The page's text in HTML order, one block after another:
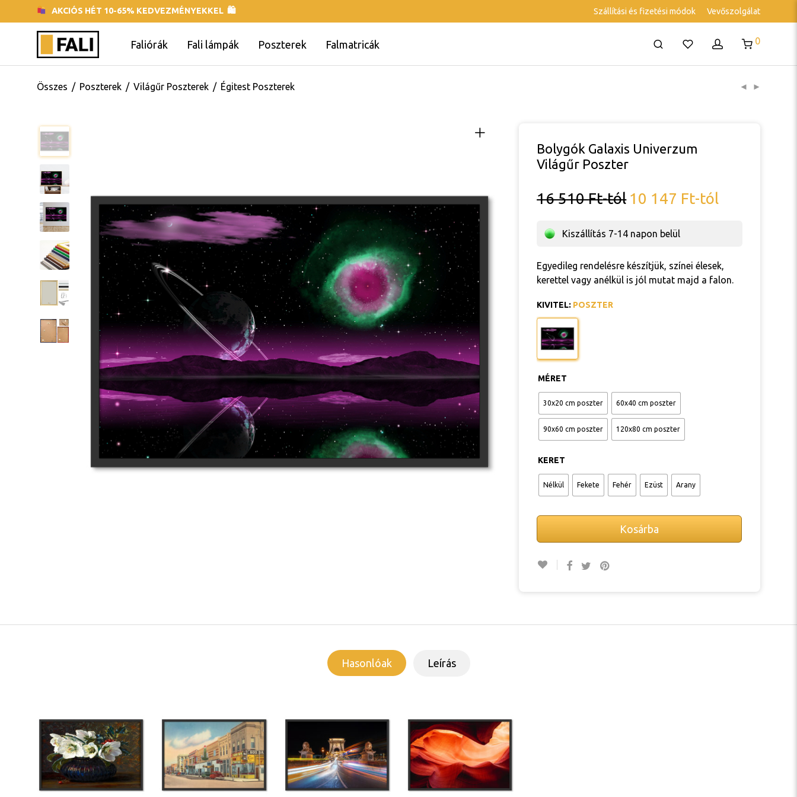
AKCIÓS HÉT 10-65% KEDVEZMÉNYEKKEL 🛍 Szállítási és fizetési módok Vevőszolgálat
Faliórák Fali lámpák Poszterek Falmatricák 0
Összes / Poszterek / Világűr Poszterek / Égitest Poszterek
Bolygók Galaxis Univerzum
Világűr Poszter
16 510Ft-tól 10 147 Ft-tól
Kiszállítás 7-14 napon belül
Egyedileg rendelésre készítjük, színei élesek,
kerettel vagy anélkül is jól mutat majd a falon.
KIVITEL: POSZTER
MÉRET
30x20 cm poszter 60x40 cm poszter
90x60 cm poszter 120x80 cm poszter
KERET
Nélkül Fekete Fehér Ezüst Arany
Kosárba
Hasonlóak Leírás